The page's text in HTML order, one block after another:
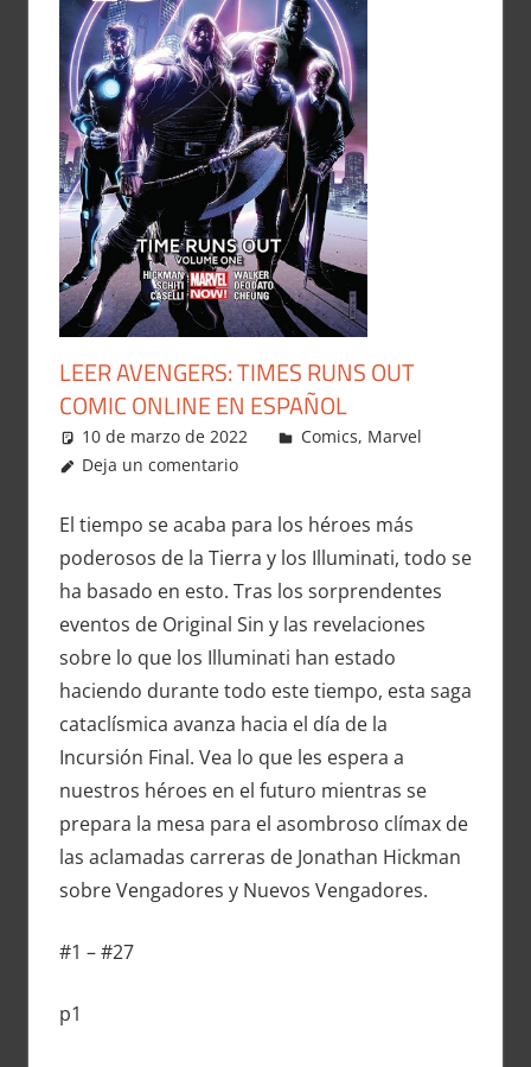
LEER AVENGERS: TIMES RUNS OUT
COMIC ONLINE EN ESPAÑOL
10 de marzo de 2022 Carlitox Banana
Comics, Marvel
Deja un comentario
El tiempo se acaba para los héroes más
poderosos de la Tierra y los Illuminati, todo se
ha basado en esto. Tras los sorprendentes
eventos de Original Sin y las revelaciones
sobre lo que los Illuminati han estado
haciendo durante todo este tiempo, esta saga
cataclísmica avanza hacia el día de la
Incursión Final. Vea lo que les espera a
nuestros héroes en el futuro mientras se
prepara la mesa para el asombroso clímax de
las aclamadas carreras de Jonathan Hickman
sobre Vengadores y Nuevos Vengadores.
#1 – #27
p1